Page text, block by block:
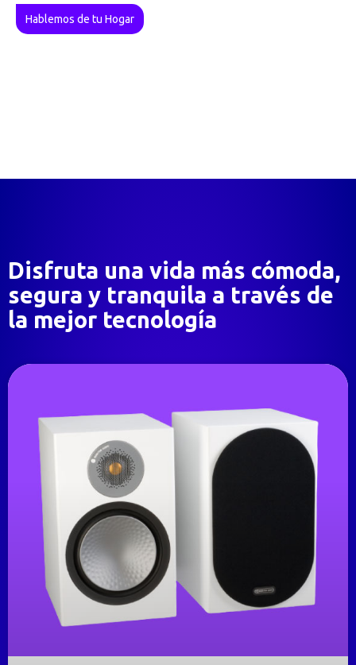
Hablemos de tu Hogar
Disfruta una vida más cómoda,
segura y tranquila a través de
la mejor tecnología